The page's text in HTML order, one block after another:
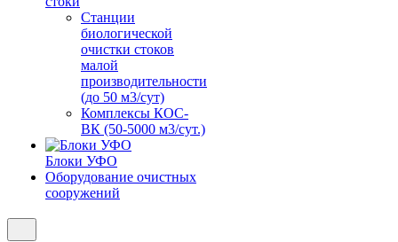
Станции
биологической
очистки стоков
малой
производительности
(до 50 м3/сут)
Комплексы КОС-
ВК (50-5000 м3/сут.)
Блоки УФО
Оборудование очистных
сооружений